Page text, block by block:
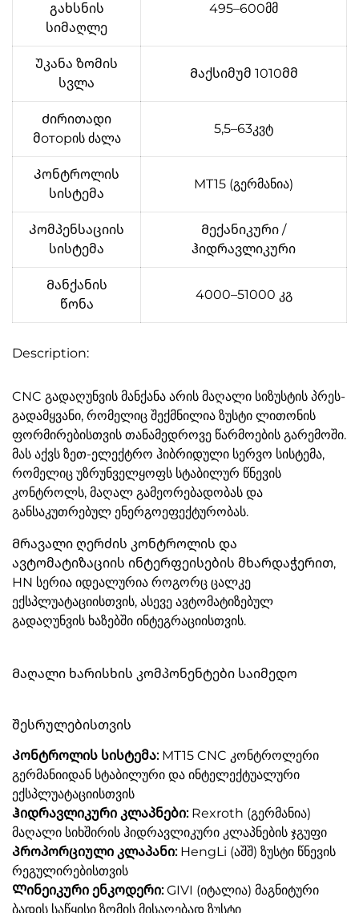
გახსნის
სიმაღლე
495–600მმ
Უკანა ზომის
სვლა
Მაქსიმუმ 1010მმ
Ძირითადი
მоторის ძალა
5,5–63კვტ
Კონტროლის
სისტემა
MT15 (გერმანია)
Კომპენსაციის
სისტემა
Მექანიკური /
ჰიდრავლიკური
Მანქანის
წონა
4000–51000 კგ
Description:
CNC გადაღუნვის მანქანა არის მაღალი სიზუსტის პრეს-
გადამყვანი, რომელიც შექმნილია ზუსტი ლითონის
ფორმირებისთვის თანამედროვე წარმოების გარემოში.
მას აქვს ზეთ-ელექტრო ჰიბრიდული სერვო სისტემა,
რომელიც უზრუნველყოფს სტაბილურ წნევის
კონტროლს, მაღალ გამეორებადობას და
განსაკუთრებულ ენერგოეფექტურობას.
Მრავალი ღერძის კონტროლის და
ავტომატიზაციის ინტერფეისების მხარდაჭერით,
HN სერია იდეალურია როგორც ცალკე
ექსპლუატაციისთვის, ასევე ავტომატიზებულ
გადაღუნვის ხაზებში ინტეგრაციისთვის.
Მაღალი ხარისხის კომპონენტები საიმედო
შესრულებისთვის
Კონტროლის სისტემა: MT15 CNC კონტროლერი
გერმანიიდან სტაბილური და ინტელექტუალური
ექსპლუატაციისთვის
Ჰიდრავლიკური კლაპნები: Rexroth (გერმანია)
მაღალი სიხშირის ჰიდრავლიკური კლაპნების ჯგუფი
Პროპორციული კლაპანი: HengLi (აშშ) ზუსტი წნევის
რეგულირებისთვის
Ლინეიკური ენკოდერი:GIVI (იტალია) მაგნიტური
ბადის საწყისი ზომის მისაღებად ზუსტი